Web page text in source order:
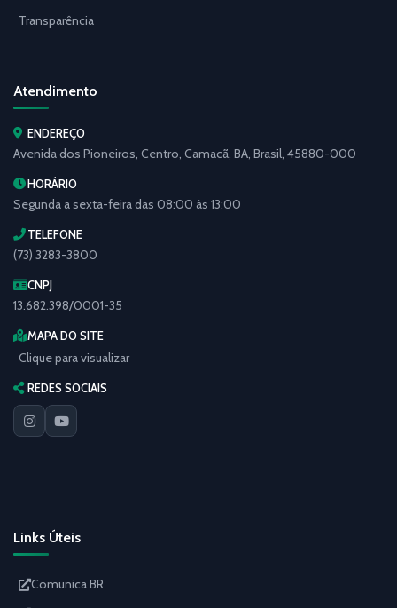
Transparência
Atendimento
ENDEREÇO
Avenida dos Pioneiros, Centro, Camacã, BA, Brasil, 45880-000
HORÁRIO
Segunda a sexta-feira das 08:00 às 13:00
TELEFONE
(73) 3283-3800
CNPJ
13.682.398/0001-35
MAPA DO SITE
Clique para visualizar
REDES SOCIAIS
Links Úteis
Comunica BR